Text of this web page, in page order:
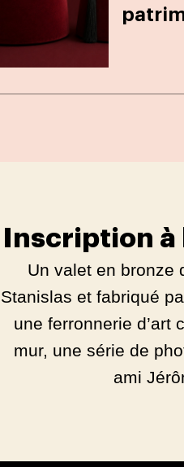
Inscription
Un valet en bronze
Stanislas et fabriqué
une ferronnerie d’art
mur, une série de
ami